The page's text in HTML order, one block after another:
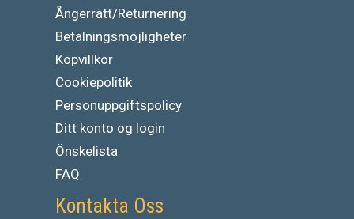
Ångerrätt/Returnering
Betalningsmöjligheter
Köpvillkor
Cookiepolitik
Personuppgiftspolicy
Ditt konto og login
Önskelista
FAQ
Kontakta Oss